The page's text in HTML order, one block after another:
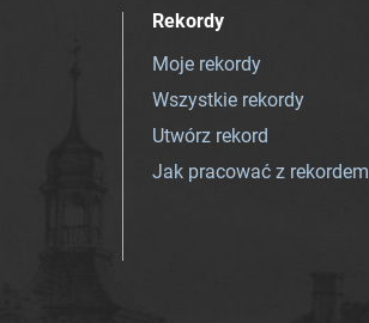
Rekordy
Moje rekordy
Wszystkie rekordy
Utwórz rekord
Jak pracować z rekordem